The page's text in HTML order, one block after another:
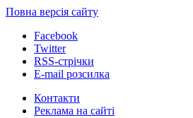
Повна версія сайту
Facebook
Twitter
RSS-стрічки
E-mail розсилка
Контакти
Реклама на сайті